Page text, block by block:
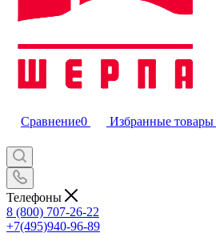
Сравнение0 Избранные товары
Телефоны
8 (800) 707-26-22
+7(495)940-96-89